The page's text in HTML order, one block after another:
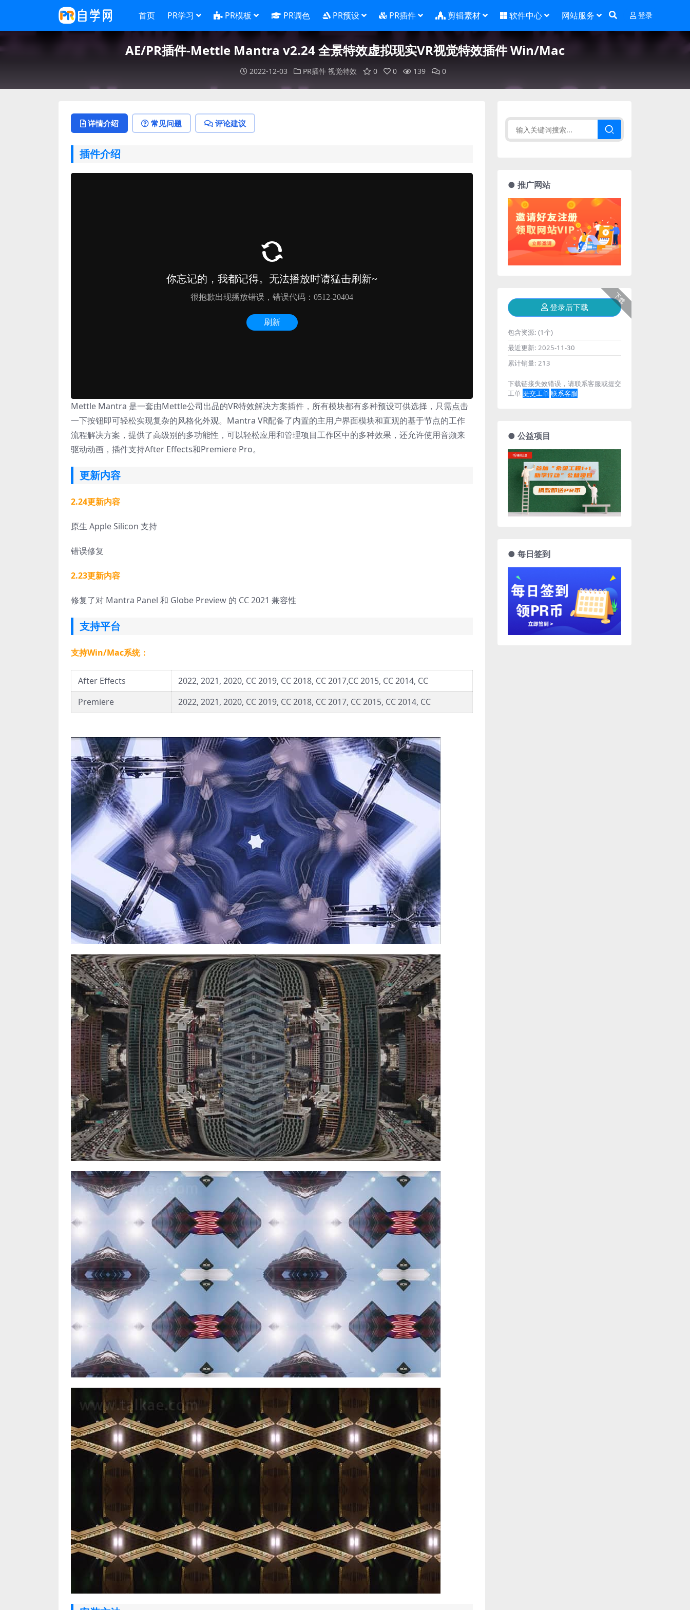
首页 PR学习 PR模板 PR调色 PR预设 PR插件 剪辑素材 软件中心 网站服务 登录
AE/PR插件-Mettle Mantra v2.24 全景特效虚拟现实VR视觉特效插件 Win/Mac
2022-12-03 PR插件 视觉特效 0 0 139 0
详情介绍 常见问题 评论建议
插件介绍
Mettle Mantra 是一套由Mettle公司出品的VR特效解决方案插件，所有模块都有多种预设可供选择，只需点击
一下按钮即可轻松实现复杂的风格化外观。Mantra VR配备了内置的主用户界面模块和直观的基于节点的工作
流程解决方案，提供了高级别的多功能性，可以轻松应用和管理项目工作区中的多种效果，还允许使用音频来
驱动动画，插件支持After Effects和Premiere Pro。
更新内容
2.24更新内容
原生 Apple Silicon 支持
错误修复
2.23更新内容
修复了对 Mantra Panel 和 Globe Preview 的 CC 2021 兼容性
支持平台
支持Win/Mac系统：
After Effects
2022, 2021, 2020, CC 2019, CC 2018, CC 2017,CC 2015, CC 2014, CC
Premiere
2022, 2021, 2020, CC 2019, CC 2018, CC 2017, CC 2015, CC 2014, CC
● 推广网站
下载
登录后下载
包含资源: (1个)
最近更新: 2025-11-30
累计销量: 213
下载链接失效错误，请联系客服或提交
工单提交工单联系客服
● 公益项目
● 每日签到